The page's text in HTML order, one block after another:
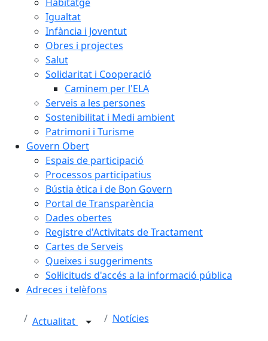
Igualtat
Infància i Joventut
Obres i projectes
Salut
Solidaritat i Cooperació
Caminem per l'ELA
Serveis a les persones
Sostenibilitat i Medi ambient
Patrimoni i Turisme
Govern Obert
Espais de participació
Processos participatius
Bústia ètica i de Bon Govern
Portal de Transparència
Dades obertes
Registre d'Activitats de Tractament
Cartes de Serveis
Queixes i suggeriments
Sol·licituds d'accés a la informació pública
Adreces i telèfons
Actualitat Notícies